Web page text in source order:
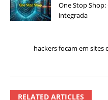
One Stop
integrada
hackers focam em sites
RELATED ARTICLES